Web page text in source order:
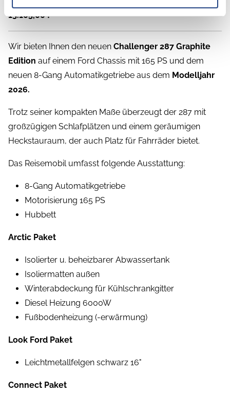
13.105,00 !
Wir bieten Ihnen den neuen Challenger 287 Graphite
Edition auf einem Ford Chassis mit 165 PS und dem
neuen 8-Gang Automatikgetriebe aus dem Modelljahr
2026.
Trotz seiner kompakten Maße überzeugt der 287 mit
großzügigen Schlafplätzen und einem geräumigen
Heckstauraum, der auch Platz für Fahrräder bietet.
Das Reisemobil umfasst folgende Ausstattung:
8-Gang Automatikgetriebe
Motorisierung 165 PS
Hubbett
Arctic Paket
Isolierter u. beheizbarer Abwassertank
Isoliermatten außen
Winterabdeckung für Kühlschrankgitter
Diesel Heizung 6000W
Fußbodenheizung (-erwärmung)
Look Ford Paket
Leichtmetallfelgen schwarz 16"
Connect Paket